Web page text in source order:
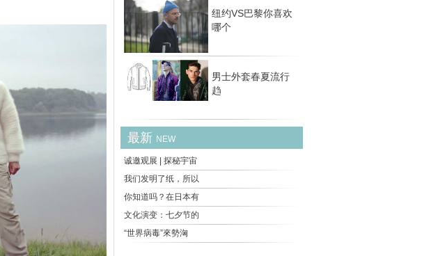
现过这种艺术。风格、技术、石垢的色泽、所
表现的动物种类、服饰及武器等都独具特色。
纽约VS巴黎你喜欢
哪个
男士外套春夏流行
趋
最新 NEW
诚邀观展 | 探秘宇宙
我们发明了纸，所以
你知道吗？在日本有
文化演变：七夕节的
“世界病毒”來勢洶